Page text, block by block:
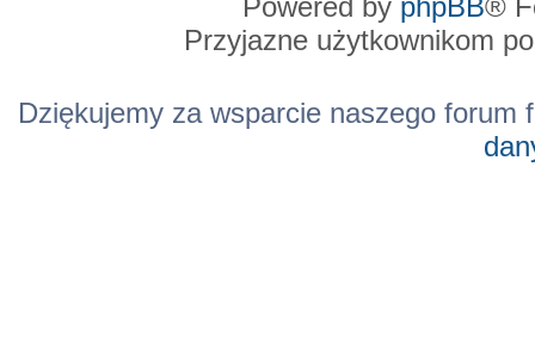
Przyjazne użytkownikom
Dziękujemy za wsparcie naszego